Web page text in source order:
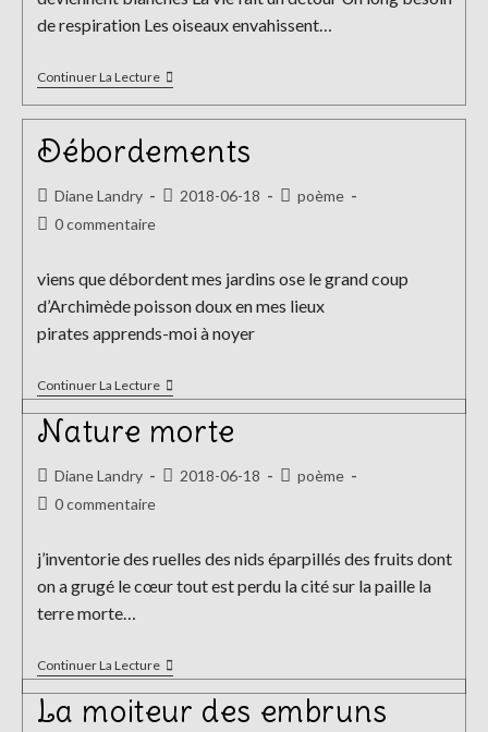
de respiration Les oiseaux envahissent…
Continuer La LectureL’homme
Debout
Débordements
Auteur/autrice
de
Diane Landry
Publication
2018-06-18
Postpoème
Commentaires
publication :
0 commentaire
viens que débordent mes jardins ose le grand coup
d’Archimède poisson doux en mes lieux
pirates apprends-moi à noyer
Continuer La LectureDébordements
Nature morte
Auteur/autrice
de
Diane Landry
Publication
2018-06-18
Postpoème
Commentaires
la
publication :
0 commentaire
j’inventorie des ruelles des nids éparpillés des fruits dont
on a grugé le cœur tout est perdu la cité sur la paille la
terre morte…
Continuer La LectureNature
Morte
La moiteur des embruns